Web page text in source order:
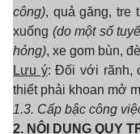
công), quả găng, tre
xuống (do một số
hỏng), xe gom bùn,
Lưu ý: Đối với rãnh,
thiết phải khoan mở
1.3. Cấp bậc công
2. NỘI DUNG QUY